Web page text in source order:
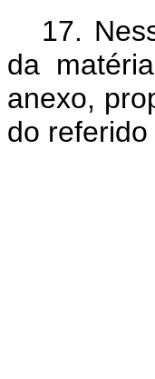
17.
da
anexo,
do